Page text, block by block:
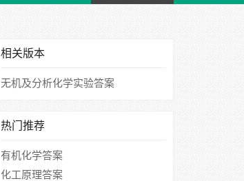
相关版本
无机及分析化学实验答案
热门推荐
有机化学答案
化工原理答案